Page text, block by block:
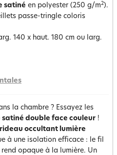
satiné en polyester (250 g/m2).
passe-tringle coloris
140 x haut. 180 cm ou larg.
la chambre ? Essayez les
double face couleur !
rideau occultant lumière
à une isolation efficace : le fil
opaque à la lumière. Un